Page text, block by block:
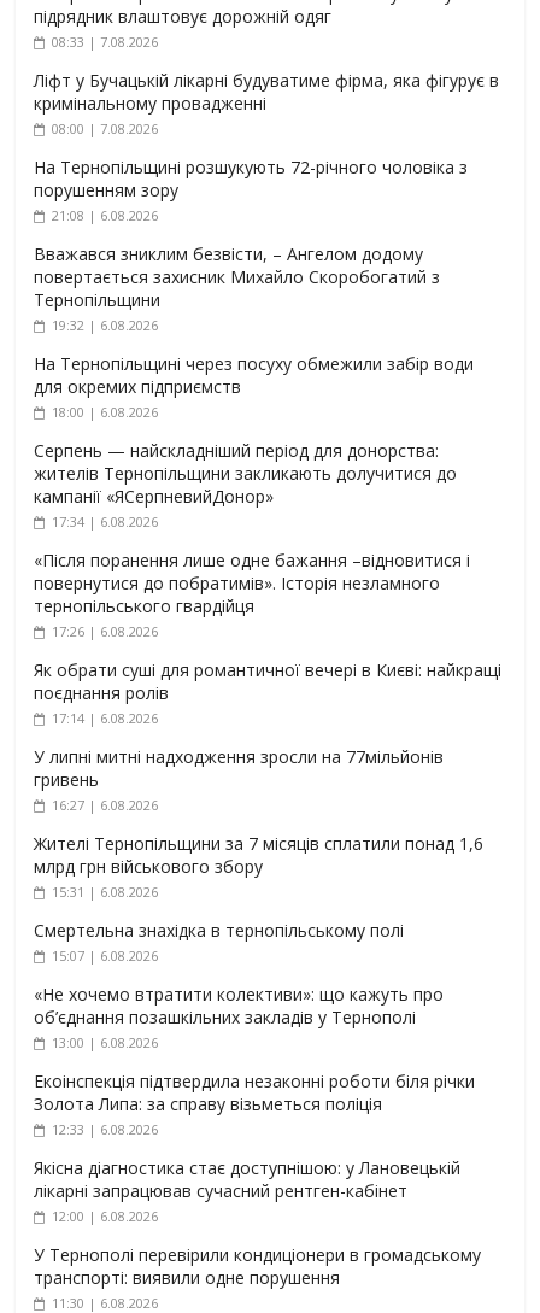
підрядник влаштовує дорожній одяг
08:33 | 7.08.2026
Ліфт у Бучацькій лікарні будуватиме фірма, яка фігурує в
кримінальному провадженні
08:00 | 7.08.2026
На Тернопільщині розшукують 72-річного чоловіка з
порушенням зору
21:08 | 6.08.2026
Вважався зниклим безвісти, – Ангелом додому
повертається захисник Михайло Скоробогатий з
Тернопільщини
19:32 | 6.08.2026
На Тернопільщині через посуху обмежили забір води
для окремих підприємств
18:00 | 6.08.2026
Серпень — найскладніший період для донорства:
жителів Тернопільщини закликають долучитися до
кампанії «ЯСерпневийДонор»
17:34 | 6.08.2026
«Після поранення лише одне бажання –відновитися і
повернутися до побратимів». Історія незламного
тернопільського гвардійця
17:26 | 6.08.2026
Як обрати суші для романтичної вечері в Києві: найкращі
поєднання ролів
17:14 | 6.08.2026
У липні митні надходження зросли на 77мільйонів
гривень
16:27 | 6.08.2026
Жителі Тернопільщини за 7 місяців сплатили понад 1,6
млрд грн військового збору
15:31 | 6.08.2026
Смертельна знахідка в тернопільському полі
15:07 | 6.08.2026
«Не хочемо втратити колективи»: що кажуть про
об’єднання позашкільних закладів у Тернополі
13:00 | 6.08.2026
Екоінспекція підтвердила незаконні роботи біля річки
Золота Липа: за справу візьметься поліція
12:33 | 6.08.2026
Якісна діагностика стає доступнішою: у Лановецькій
лікарні запрацював сучасний рентген-кабінет
12:00 | 6.08.2026
У Тернополі перевірили кондиціонери в громадському
транспорті: виявили одне порушення
11:30 | 6.08.2026